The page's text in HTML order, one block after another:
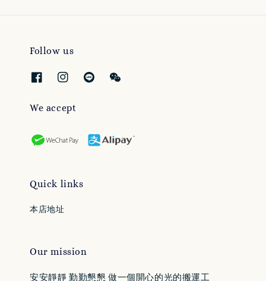
Follow us
We accept
Quick links
本店地址
Our mission
安安靜靜 勤勤懇懇 做一個開心的光的搬運工